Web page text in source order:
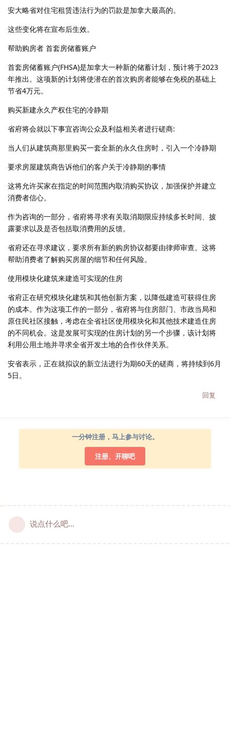
安大略省对住宅租赁违法行为的罚款是加拿大最高的。
这些变化将在宣布后生效。
帮助购房者 首套房储蓄账户
首套房储蓄账户(FHSA)是加拿大一种新的储蓄计划，预计将于2023
年推出。这项新的计划将使潜在的首次购房者能够在免税的基础上
节省4万元。
购买新建永久产权住宅的冷静期
省府将会就以下事宜咨询公众及利益相关者进行磋商:
当人们从建筑商那里购买一套全新的永久住房时，引入一个冷静期
要求房屋建筑商告诉他们的客户关于冷静期的事情
这将允许买家在指定的时间范围内取消购买协议，加强保护并建立
消费者信心。
作为咨询的一部分，省府将寻求有关取消期限应持续多长时间、披
露要求以及是否包括取消费用的反馈。
省府还在寻求建议，要求所有新的购房协议都要由律师审查。这将
帮助消费者了解购买房屋的细节和任何风险。
使用模块化建筑来建造可实现的住房
省府正在研究模块化建筑和其他创新方案，以降低建造可获得住房
的成本。作为这项工作的一部分，省府将与住房部门、市政当局和
原住民社区接触，考虑在全省社区使用模块化和其他技术建造住房
的不同机会。这是发展可实现的住房计划的另一个步骤，该计划将
利用公用土地并寻求全省开发土地的合作伙伴关系。
安省表示，正在就拟议的新立法进行为期60天的磋商，将持续到6月
5日。
回复
一分钟注册，马上参与讨论。
注册、开聊吧
说点什么吧...